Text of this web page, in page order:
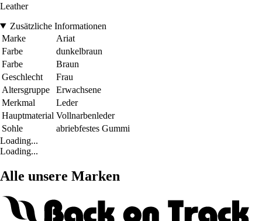
Leather
Zusätzliche Informationen
Marke
Ariat
Farbe
dunkelbraun
Farbe
Braun
Geschlecht
Frau
Altersgruppe
Erwachsene
Merkmal
Leder
Hauptmaterial Vollnarbenleder
Sohle
abriebfestes Gummi
Loading...
Loading...
Alle unsere Marken